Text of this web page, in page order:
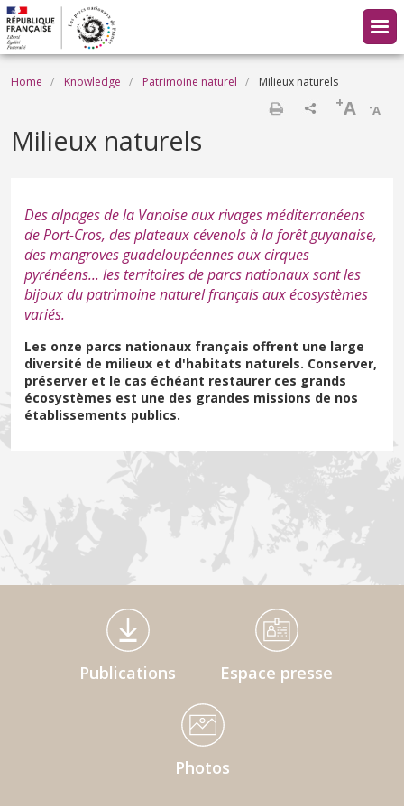
Skip to main content
Breadcrumb
Home Knowledge Patrimoine naturel Milieux naturels
-A
+A
Milieux naturels
Des alpages de la Vanoise aux rivages méditerranéens
de Port-Cros, des plateaux cévenols à la forêt guyanaise,
des mangroves guadeloupéennes aux cirques
pyrénéens... les territoires de parcs nationaux sont les
bijoux du patrimoine naturel français aux écosystèmes
variés.
Les onze parcs nationaux français offrent une large
diversité de milieux et d'habitats naturels. Conserver,
préserver et le cas échéant restaurer ces grands
écosystèmes est une des grandes missions de nos
établissements publics.
Médiathèque Footer
Publications Espace presse
Photos